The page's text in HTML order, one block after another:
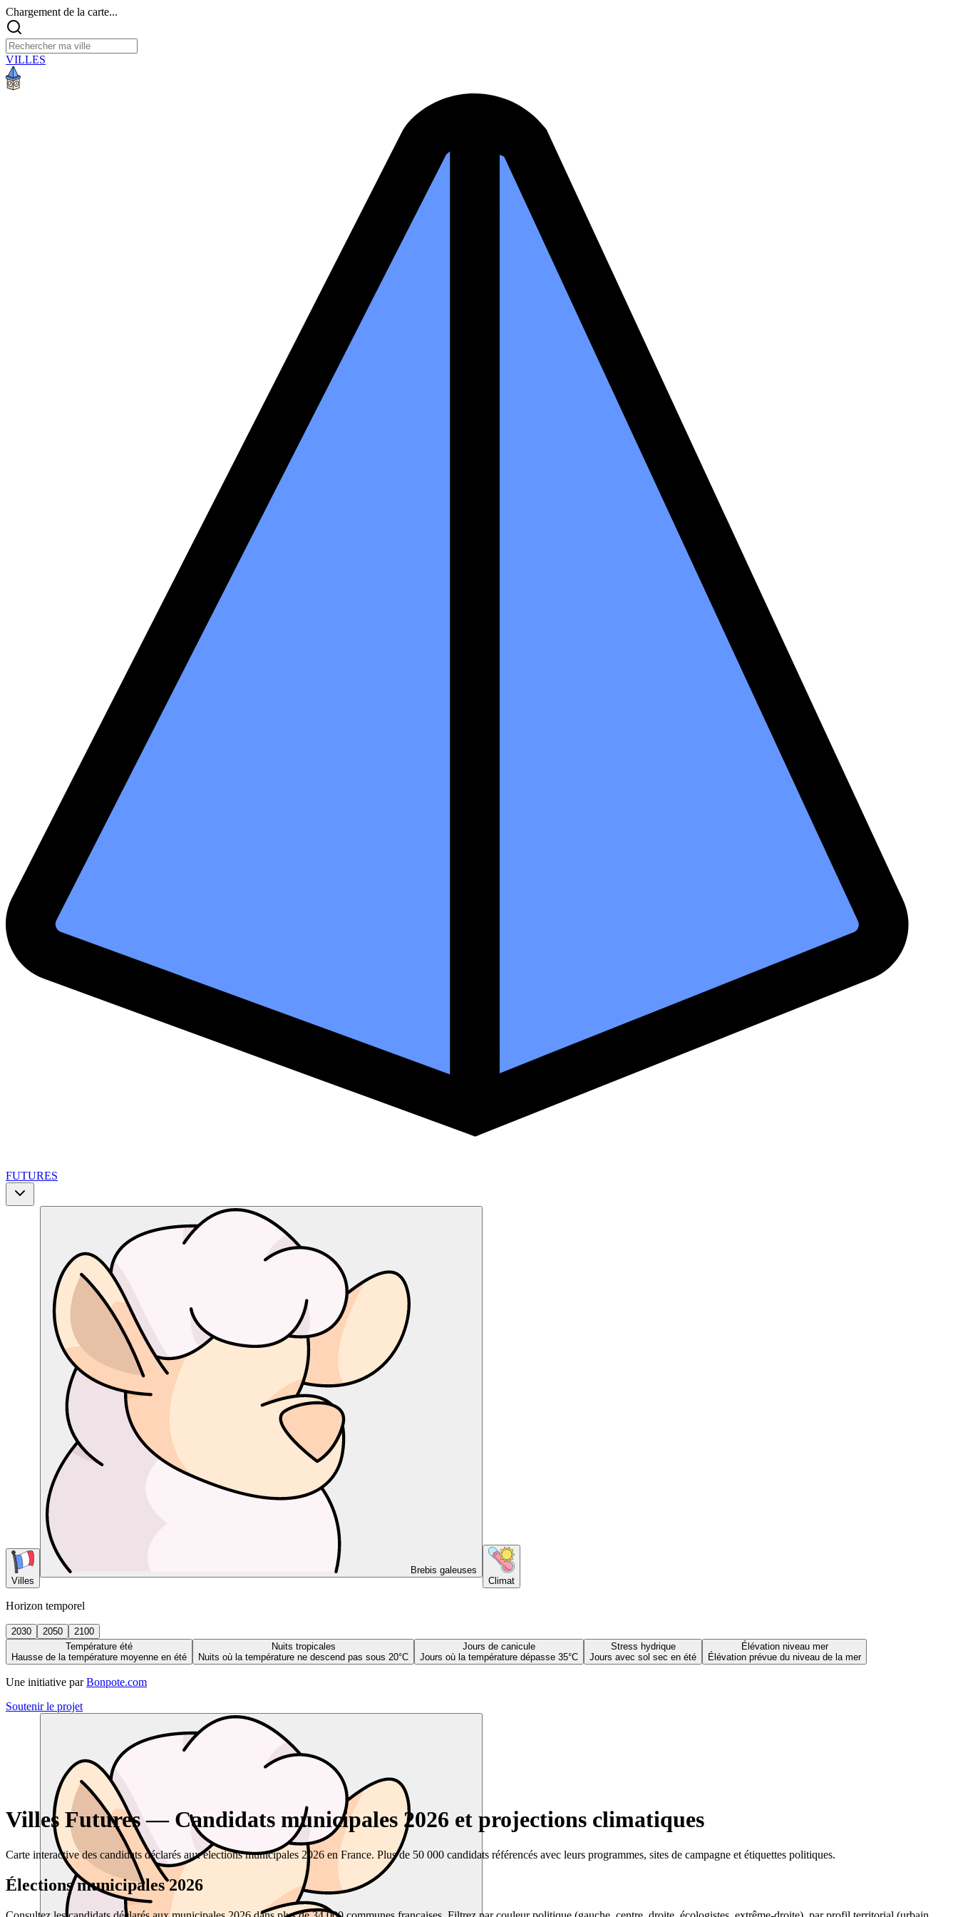
Chargement de la carte...
VILLES
FUTURES
Villes
Brebis galeuses
Climat
Horizon temporel
2030 2050
2100
Température été
Hausse de la température moyenne en été
Nuits tropicales
Nuits où la température ne descend pas sous 20°C
Jours de canicule
Jours où la température dépasse 35°C
Stress hydrique
Jours avec sol sec en été
Élévation niveau mer
Élévation prévue du niveau de la mer
Une initiative par Bonpote.com
Soutenir le projet
Villes Futures — Candidats municipales 2026 et projections climatiques
Carte interactive des candidats déclarés aux élections municipales 2026 en France. Plus de 50 000 candidats référencés avec leurs programmes, sites de campagne et étiquettes politiques.
Élections municipales 2026